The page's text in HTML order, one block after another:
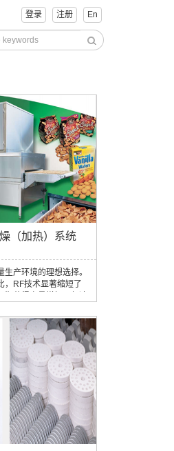
登录 注册 En
（加热）系统
产环境的理想选择。
，RF技术显著缩短了
温和的过程，将过度干
最低，保持烘焙产品的
RF干燥确保整个批次
匀干燥，消除欠干燥、
这意味着您可以始终如
烘焙产品。 除...